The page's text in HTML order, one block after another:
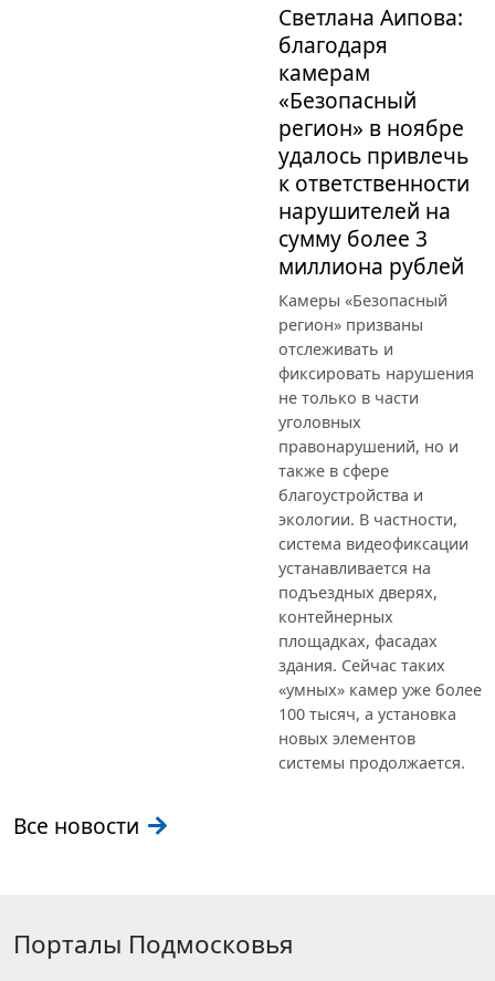
Светлана Аипова:
благодаря
камерам
«Безопасный
регион» в ноябре
удалось привлечь
к ответственности
нарушителей на
сумму более 3
миллиона рублей
Камеры «Безопасный
регион» призваны
отслеживать и
фиксировать нарушения
не только в части
уголовных
правонарушений, но и
также в сфере
благоустройства и
экологии. В частности,
система видеофиксации
устанавливается на
подъездных дверях,
контейнерных
площадках, фасадах
здания. Сейчас таких
«умных» камер уже более
100 тысяч, а установка
новых элементов
системы продолжается.
Все новости
Порталы Подмосковья